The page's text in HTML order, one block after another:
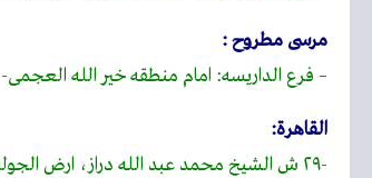
مرسى مطروح :
– فرع الداريسه: امام منطقه خير الله
القاهرة:
-٢٩ ش الشيخ محمد عبد الله دراز، ارض الجولف، مصر الجديدة